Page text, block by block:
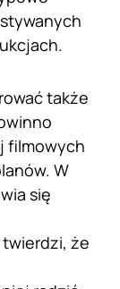
także
filmowych
W
się
twierdzi, że